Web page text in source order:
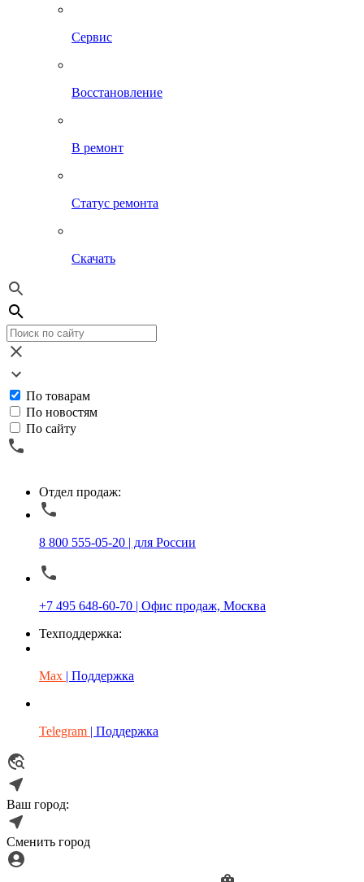
Сервис
Восстановление
В ремонт
Статус ремонта
Скачать
По товарам
По новостям
По сайту
Отдел продаж:
8 800 555-05-20 | для России
+7 495 648-60-70 | Офис продаж, Москва
Техподдержка:
Max | Поддержка
Telegram | Поддержка
Ваш город:
Сменить город